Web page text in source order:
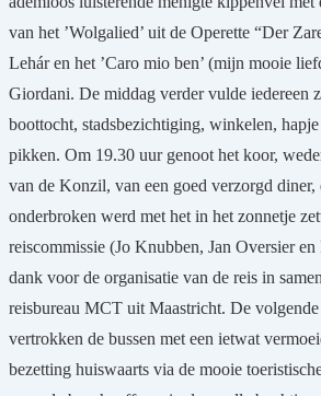
van het ’Wolgalied’ uit de Operette “Der
Lehár en het ’Caro mio ben’ (mijn mooie
Giordani. De middag verder vulde iedereen
boottocht, stadsbezichtiging, winkelen,
pikken. Om 19.30 uur genoot het koor,
van de Konzil, van een goed verzorgd diner,
onderbroken werd met het in het zonnetje
reiscommissie (Jo Knubben, Jan Oversier
dank voor de organisatie van de reis in
reisbureau MCT uit Maastricht. De volgende
vertrokken de bussen met een ietwat
bezetting huiswaarts via de mooie